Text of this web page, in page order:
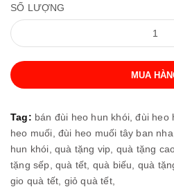
SỐ LƯỢNG
MUA
Tag: bán đùi heo hun khói,đùi heo
heo muối, đùi heo muối tây ban
hun khói, quà tặng vip, quà tặng
tặng sếp, quà tết, quà biếu, quà
gio quà tết, giỏ quà tết,